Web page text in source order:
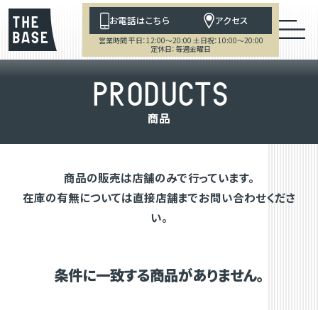
お電話はこちら アクセス
営業時間 平日：12:00～20:00 土日祝：10:00～20:00
定休日：毎週金曜日
PRODUCTS
商品
商品の販売は店舗のみで行っています。
在庫の有無については直接店舗までお問い合わせくださ
い。
条件に一致する商品がありません。